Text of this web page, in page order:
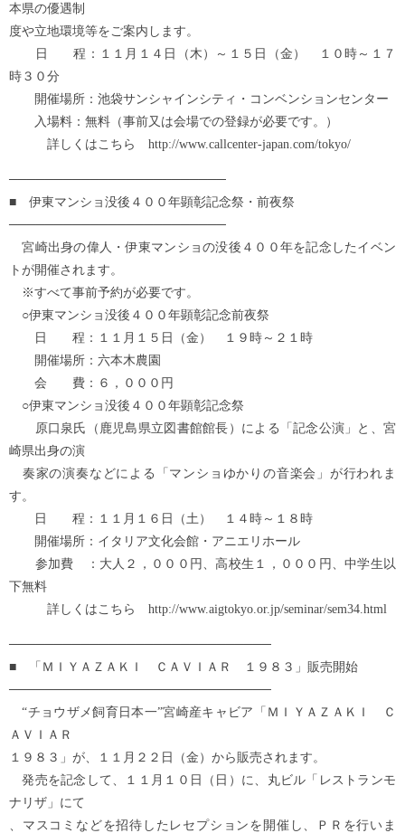
本県の優遇制
度や立地環境等をご案内します。
日 程：１１月１４日（木）～１５日（金） １０時～１７
時３０分
開催場所：池袋サンシャインシティ・コンベンションセンター
入場料：無料（事前又は会場での登録が必要です。）
詳しくはこちら http://www.callcenter-japan.com/tokyo/
────────────────────────
■ 伊東マンショ没後４００年顕彰記念祭・前夜祭
────────────────────────
宮崎出身の偉人・伊東マンショの没後４００年を記念したイベン
トが開催されます。
※すべて事前予約が必要です。
○伊東マンショ没後４００年顕彰記念前夜祭
日 程：１１月１５日（金） １９時～２１時
開催場所：六本木農園
会 費：６，０００円
○伊東マンショ没後４００年顕彰記念祭
原口泉氏（鹿児島県立図書館館長）による「記念公演」と、宮
崎県出身の演
奏家の演奏などによる「マンショゆかりの音楽会」が行われま
す。
日 程：１１月１６日（土） １４時～１８時
開催場所：イタリア文化会館・アニエリホール
参加費 ：大人２，０００円、高校生１，０００円、中学生以
下無料
詳しくはこちら http://www.aigtokyo.or.jp/seminar/sem34.html
─────────────────────────────
■ 「ＭＩＹＡＺＡＫＩ ＣＡＶＩＡＲ １９８３」販売開始
─────────────────────────────
“チョウザメ飼育日本一”宮崎産キャビア「ＭＩＹＡＺＡＫＩ Ｃ
ＡＶＩＡＲ
１９８３」が、１１月２２日（金）から販売されます。
発売を記念して、１１月１０日（日）に、丸ビル「レストランモ
ナリザ」にて
、マスコミなどを招待したレセプションを開催し、ＰＲを行いま